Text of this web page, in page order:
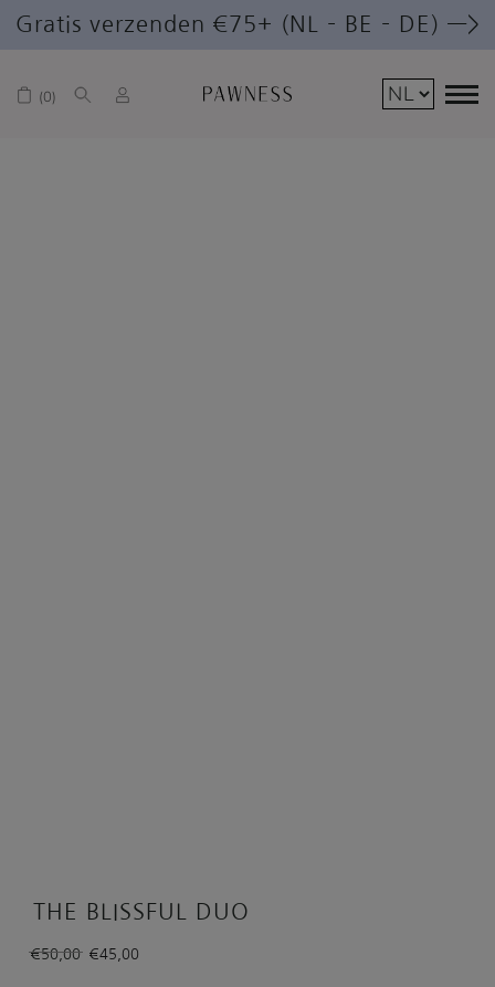
Gratis verzenden €75+ (NL – BE – DE) —>
0
THE BLISSFUL DUO
€50,00
Oorspronkelijke
€45,00